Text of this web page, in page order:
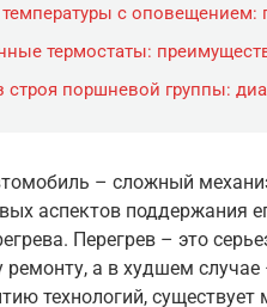
с
термостаты:
строя поршневой группы:
– сложный
аспектов поддержания
Перегрев – это
а в худшем случае
технологий,